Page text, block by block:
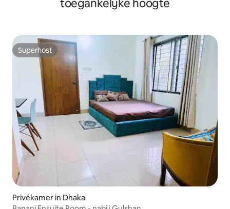
toegankelijke hoogte
Superhost
Superhost
Privékamer in Dhaka